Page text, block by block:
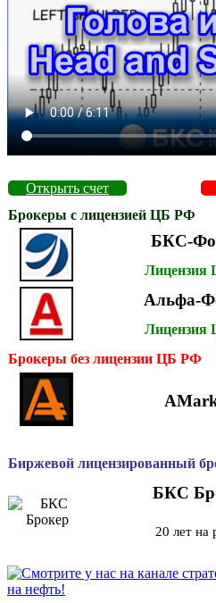
Открыть счет
Брокеры с лицензией ЦБ РФ
БКС-
Лицензия
Альфа-
Лицензия
Брокеры без лицензии ЦБ РФ
Биржевой лицензированный
БКС
20 лет на